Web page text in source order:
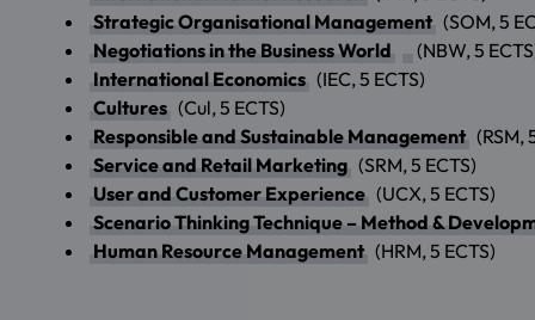
Strategic Organisational Management (SOM, 5
Negotiations in the Business World
(NBW, 5
International Economics (IEC, 5 ECTS)
Cultures (Cul, 5 ECTS)
Responsible and Sustainable Management (RSM,
Service and Retail Marketing (SRM, 5 ECTS)
User and Customer Experience (UCX, 5 ECTS)
Scenario Thinking Technique – Method &
Human Resource Management (HRM, 5 ECTS)